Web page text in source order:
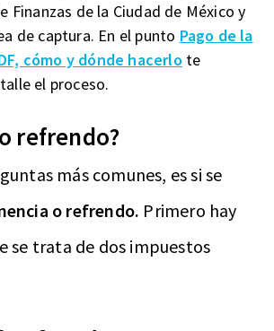
Finanzas de la Ciudad de México y
de captura. En el punto Pago de la
cómo y dónde hacerlote
el proceso.
refrendo?
más comunes, es si se
o refrendo. Primero hay
se trata de dos impuestos